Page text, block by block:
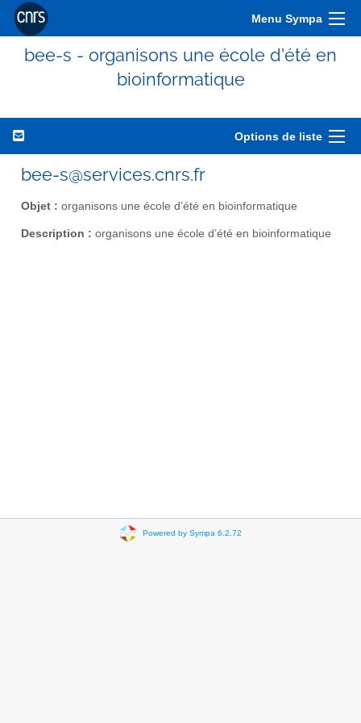
Menu Sympa
bee-s - organisons une école d’été en
bioinformatique
Options de liste
bee-s@services.cnrs.fr
Objet : organisons une école d’été en bioinformatique
Description : organisons une école d’été en bioinformatique
Powered by Sympa 6.2.72